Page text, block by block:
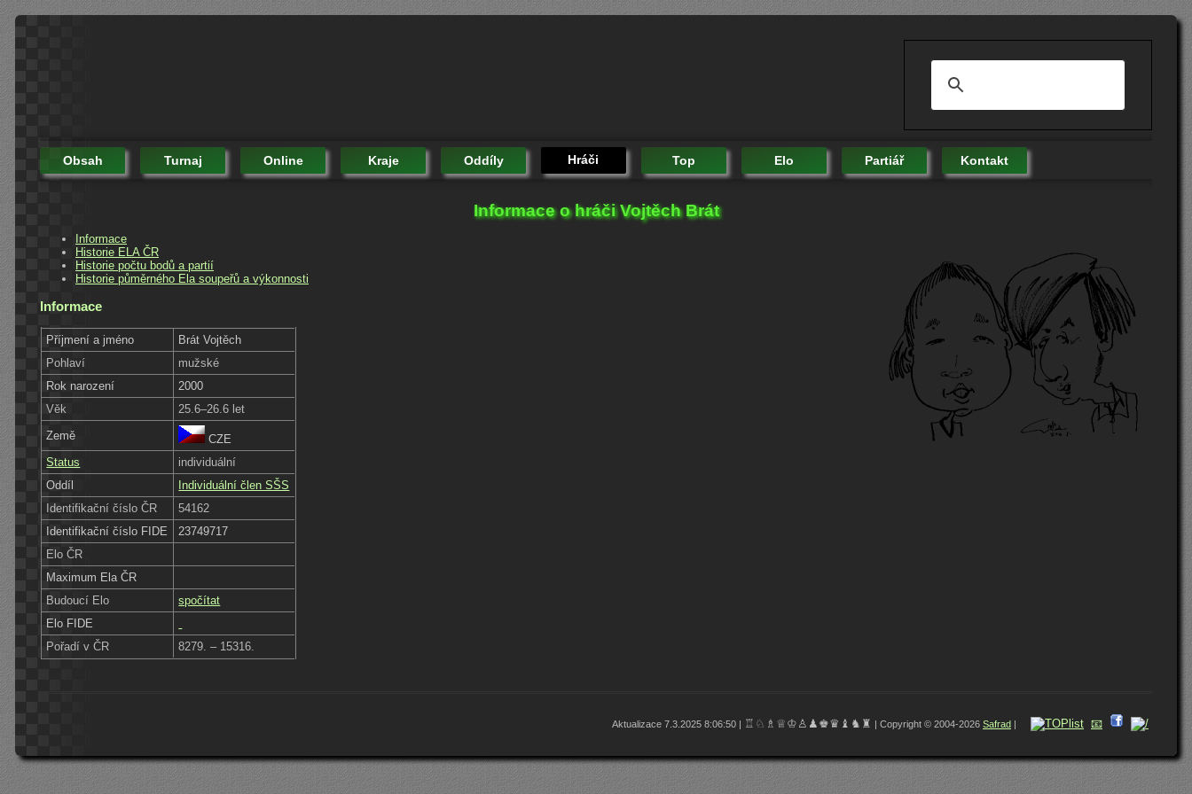
Obsah Turnaj Online Kraje Oddíly Hráči Top Elo Partiář Kontakt
Informace o hráči Vojtěch Brát
Informace
Historie ELA ČR
Historie počtu bodů a partií
Historie půměrného Ela soupeřů a výkonnosti
Informace
Příjmení a jméno
Brát Vojtěch
Pohlaví
mužské
Rok narození
2000
Věk
25.6–26.6 let
Země
CZE
Status
individuální
Oddíl
Individuální člen SŠS
Identifikační číslo ČR
54162
Identifikační číslo FIDE
23749717
Elo ČR
Maximum Ela ČR
Budoucí Elo
spočítat
Elo FIDE
Pořadí v ČR
8279. – 15316.
Aktualizace 7.3.2025 8:06:50 | ♖♘♗♕♔♙♟♚♛♝♞♜ | Copyright © 2004-2026 Safrad | 📧